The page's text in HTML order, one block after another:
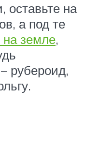
оставьте на
а под те
на земле,
рубероид,